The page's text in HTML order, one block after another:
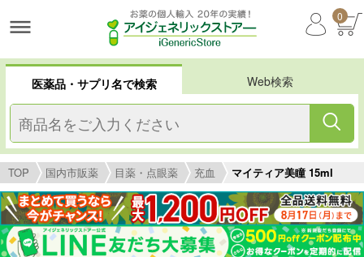
0
医薬品・サプリ名で検索 Web検索
TOP 国内市販薬 目薬・点眼薬 充血 マイティア美瞳 15ml